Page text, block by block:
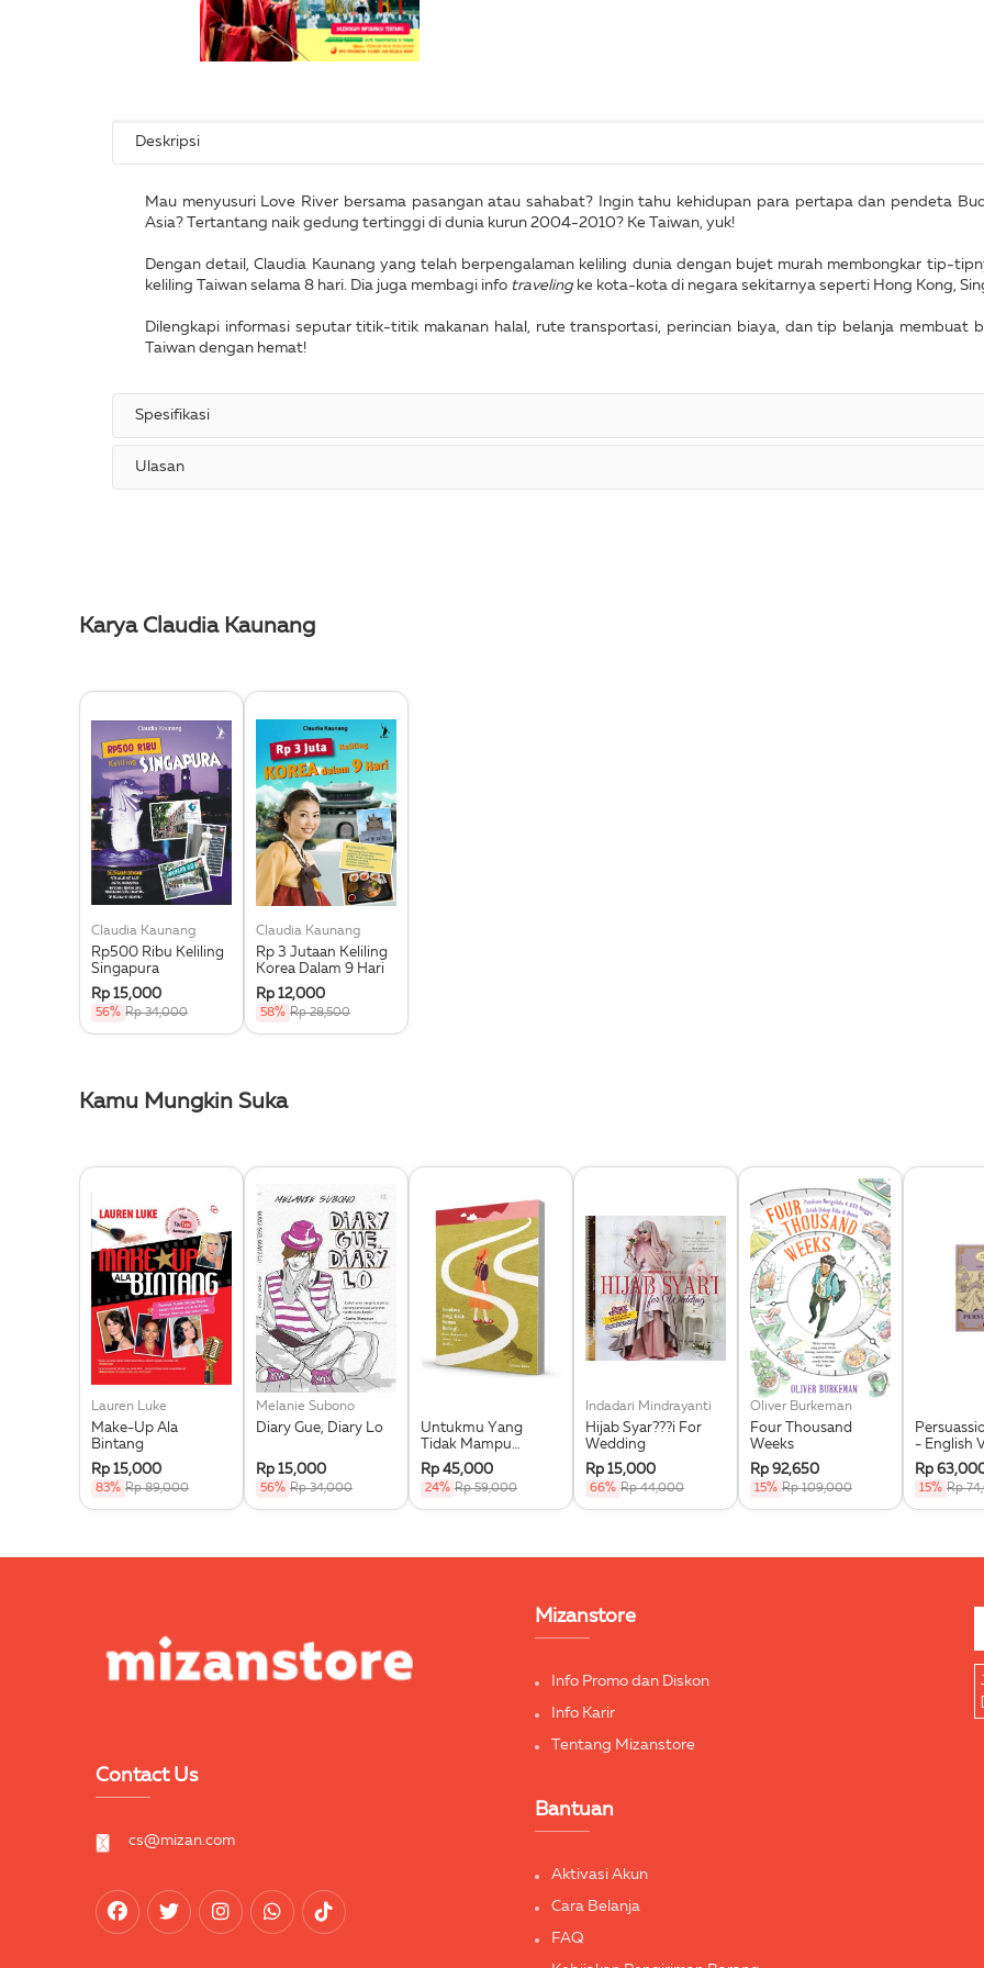
Deskripsi
Mau menyusuri Love River bersama pasangan atau sahabat? Ingin tahu kehidupan para pertapa dan pendeta
Asia? Tertantang naik gedung tertinggi di dunia kurun 2004-2010? Ke Taiwan, yuk!
Dengan detail, Claudia Kaunang yang telah berpengalaman keliling dunia dengan bujet murah membongkar tip-
keliling Taiwan selama 8 hari. Dia juga membagi info travelingke kota-kota di negara sekitarnya seperti Hong Kong,
Dilengkapi informasi seputar titik-titik makanan halal, rute transportasi, perincian biaya, dan tip belanja membuat
Taiwan dengan hemat!
Spesifikasi
Ulasan
Karya Claudia Kaunang
Claudia Kaunang
Rp500 Ribu Keliling
Singapura
Rp 15,000
56% Rp 34,000
Claudia Kaunang
Rp 3 Jutaan Keliling
Korea Dalam 9 Hari
Rp 12,000
58% Rp 28,500
Kamu Mungkin Suka
Lauren Luke
Make-Up Ala
Bintang
Rp 15,000
83% Rp 89,000
Melanie Subono
Diary Gue, Diary Lo
Rp 15,000
56% Rp 34,000
Untukmu Yang
Tidak Mampu
Berbagi
Rp 45,000
24% Rp 59,000
Indadari Mindrayanti
Hijab Syar???i For
Wedding
Rp 15,000
66% Rp 44,000
Oliver Burkeman
Four Thousand
Weeks
Rp 92,650
15% Rp 109,000
- English
Rp
15% Rp
Contact Us
cs@mizan.com
Mizanstore
Info Promo dan Diskon
Info Karir
Tentang Mizanstore
Bantuan
Aktivasi Akun
Cara Belanja
FAQ